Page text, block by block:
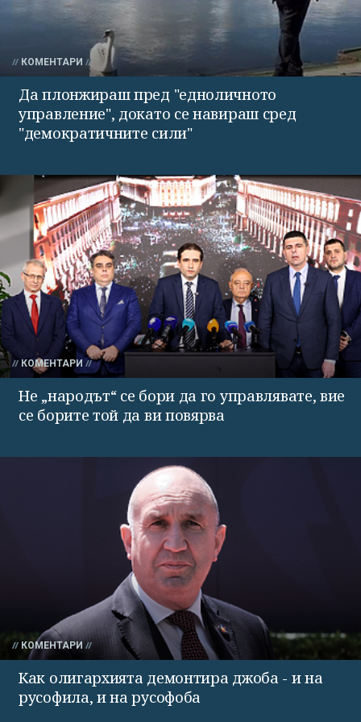
КОМЕНТАРИ
Да плонжираш пред "едноличното
управление", докато се навираш сред
"демократичните сили"
КОМЕНТАРИ
Не „народът“ се бори да го управлявате, вие
се борите той да ви повярва
КОМЕНТАРИ
Как олигархията демонтира джоба - и на
русофила, и на русофоба